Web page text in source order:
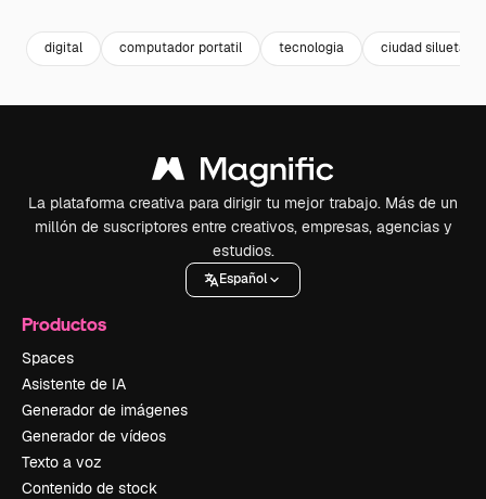
digital computador portatil tecnologia ciudad silueta
La plataforma creativa para dirigir tu mejor trabajo. Más de un
millón de suscriptores entre creativos, empresas, agencias y
estudios.
Español
Productos
Spaces
Asistente de IA
Generador de imágenes
Generador de vídeos
Texto a voz
Contenido de stock